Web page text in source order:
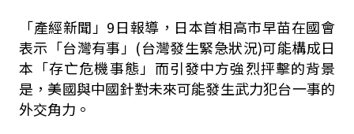
「產經新聞」9日報導，日本首相高市早苗在國會
表示「台灣有事」(台灣發生緊急狀況)可能構成日
本「存亡危機事態」而引發中方強烈抨擊的背景
是，美國與中國針對未來可能發生武力犯台一事的
外交角力。